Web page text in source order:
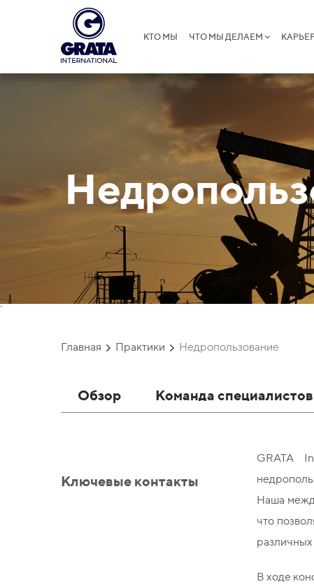
КТО МЫ ЧТО МЫ ДЕЛАЕМ
`
Главная Практики Недропользование
Обзор Команда специалистов
Ключевые контакты
GRATA
Наша
что
В ходе